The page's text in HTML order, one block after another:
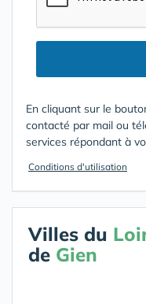
En cliquant sur le
contacté par mail ou
services répondant à
Conditions d'utilisation
Villes du
de Gien